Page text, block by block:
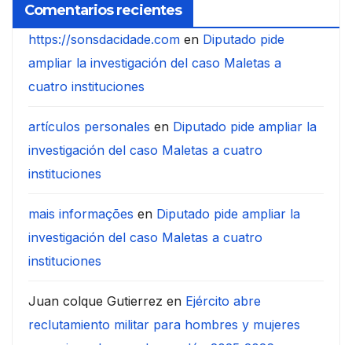
Comentarios recientes
https://sonsdacidade.com en Diputado pide
ampliar la investigación del caso Maletas a
cuatro instituciones
artículos personales en Diputado pide ampliar la
investigación del caso Maletas a cuatro
instituciones
mais informações en Diputado pide ampliar la
investigación del caso Maletas a cuatro
instituciones
Juan colque Gutierrez en Ejército abre
reclutamiento militar para hombres y mujeres